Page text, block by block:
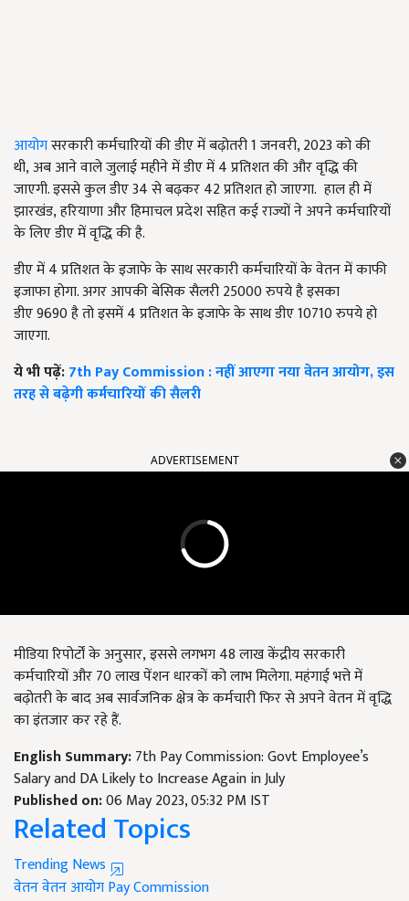
आयोगसरकारी कर्मचारियों की डीए में बढ़ोतरी1जनवरी, 2023को की
थी,अब आने वाले जुलाई महीने में डीए में4प्रतिशत की और वृद्धि की
जाएगी. इससे कुल डीए34से बढ़कर42प्रतिशत हो जाएगा. हाल ही में
झारखंड,हरियाणा और हिमाचल प्रदेश सहित कई राज्यों ने अपने कर्मचारियों
के लिए डीए में वृद्धि की है.
डीए में4प्रतिशत के इजाफे के साथ सरकारी कर्मचारियों के वेतन में काफी
इजाफा होगा. अगर आपकी बेसिक सैलरी25000रुपये है इसका
डीए9690है तो इसमें4प्रतिशत के इजाफे के साथ डीए10710रुपये हो
जाएगा.
ये भी पढ़ें:7th Pay Commission : नहीं आएगा नया वेतन आयोग, इस
तरह से बढ़ेगी कर्मचारियों की सैलरी
ADVERTISEMENT
मीडिया रिपोर्टों के अनुसार,इससे लगभग48लाख केंद्रीय सरकारी
कर्मचारियों और70लाख पेंशन धारकों को लाभ मिलेगा. महंगाई भत्ते में
बढ़ोतरी के बाद अब सार्वजनिक क्षेत्र के कर्मचारी फिर से अपने वेतन में वृद्धि
का इंतजार कर रहे हैं.
English Summary:7th Pay Commission: Govt Employee’s
Salary and DA Likely to Increase Again in July
Published on:06 May 2023, 05:32 PM IST
Related Topics
Trending News
वेतनवेतन आयोगPay Commission